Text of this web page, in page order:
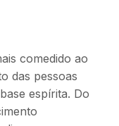
comedido ao
das pessoas
espírita. Do